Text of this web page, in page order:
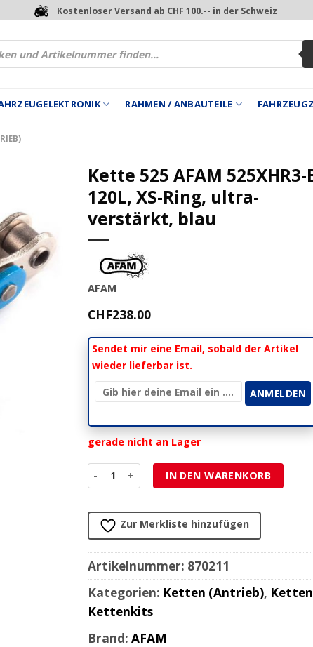
Kostenloser Versand ab CHF 100.-- in der Schweiz
RAHMEN / ANBAUTEILE
Kette 525 AFAM 525XHR3-
120L, XS-Ring, ultra-
verstärkt, blau
AFAM
CHF238.00
Sendet mir eine Email, sobald der Artikel
wieder lieferbar ist.
gerade nicht an Lager
Kette 525 AFAM 525XHR3-B 120L, XS-Ring,
IN DEN WARENKORB
Zur Merkliste hinzufügen
Artikelnummer: 870211
Kategorien: Ketten (Antrieb),
Kettenkits
Brand: AFAM